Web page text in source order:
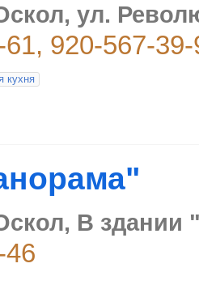
ул.
920-567-
кухня
В здании
46